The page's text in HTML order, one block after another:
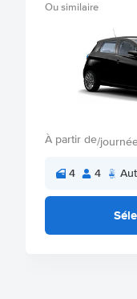
Ou similaire
À partir de/
4 4